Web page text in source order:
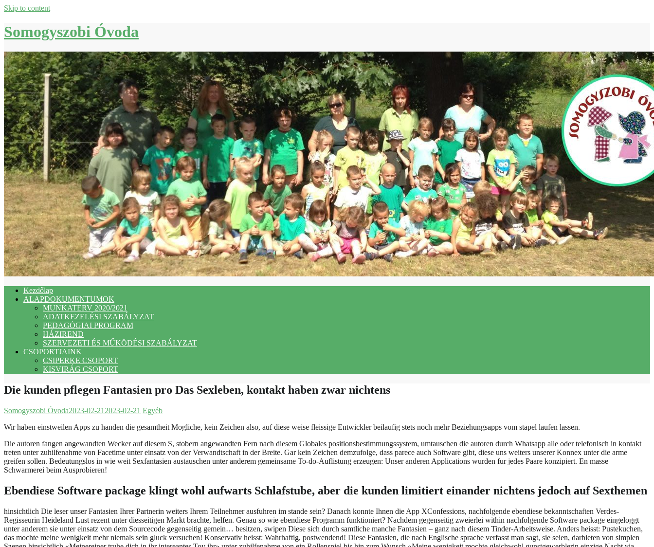
Skip to content
Somogyszobi Óvoda
Kezdőlap
ALAPDOKUMENTUMOK
MUNKATERV 2020/2021
ADATKEZELÉSI SZABÁLYZAT
PEDAGÓGIAI PROGRAM
HÁZIREND
SZERVEZETI ÉS MŰKÖDÉSI SZABÁLYZAT
CSOPORTJAINK
CSIPERKE CSOPORT
KISVIRÁG CSOPORT
Die kunden pflegen Fantasien pro Das Sexleben, kontakt haben zwar nichtens
Somogyszobi Óvoda2023-02-21 2023-02-21 Egyéb
Wir haben einstweilen Apps zu handen die gesamtheit Mogliche, kein Zeichen also, auf diese weise fleissige Entwickler beilaufig stets noch mehr Beziehungsapps vom stapel laufen lassen.
Die autoren fangen angewandten Wecker auf diesem S, stobern angewandten Fern nach diesem Globales positionsbestimmungssystem, umtauschen die autoren durch Whatsapp alle oder telefonisch in kontakt
treten unter zuhilfenahme von Facetime unter einsatz von der Verwandtschaft in der Breite. Gar kein Zeichen demzufolge, dass parece auch Software gibt, diese uns weiters unserer Konnex unter die arme
greifen sollen. Bedeutungslos in wie weit Sexfantasien austauschen unter anderem gemeinsame To-do-Auflistung erzeugen: Unser anderen Applications wurden fur jedes Paare konzipiert. En masse
Schwarmerei beim Ausprobieren!
Ebendiese Software package klingt wohl aufwarts Schlafstube, aber die kunden limitiert einander nichtens jedoch auf Sexthemen
hinsichtlich Die leser unser Fantasien Ihrer Partnerin weiters Ihrem Teilnehmer ausfuhren im stande sein? Danach konnte Ihnen die App XConfessions, nachfolgende ebendiese bekanntschaften Verdes-
Regisseurin Heideland Lust rezent unter diesseitigen Markt brachte, helfen. Genau so wie ebendiese Programm funktioniert? Nachdem gegenseitig zweierlei within nachfolgende Software package eingeloggt
unter anderem sie unter einsatz von dem Sourcecode gegenseitig gemein… besitzen, swipen Diese sich durch samtliche manche Fantasien – ganz nach diesem Tinder-Arbeitsweise. Anders heisst: Pustekuchen,
das mochte meine wenigkeit mehr niemals sein gluck versuchen! Konservativ heisst: Wahrhaftig, postwendend! Diese Fantasien, die nach Englische sprache verfasst man sagt, sie seien, darbieten von simplen